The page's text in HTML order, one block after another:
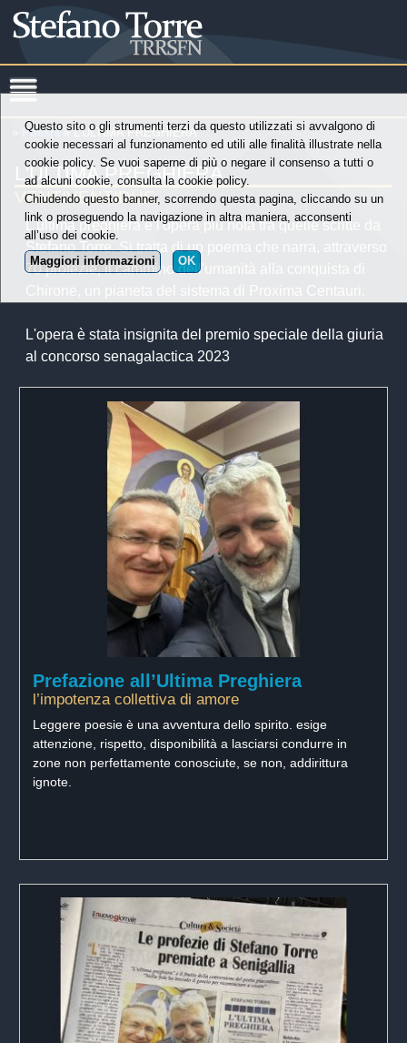
Poesie » L'ULTIMA PREGHIERA
L'ULTIMA PREGHIERA
VENTIVENTIDUE
L'ultima preghiera è l'opera più nota tra quelle scritte da
Stefano Torre. Si tratta di un poema che narra, attraverso
70 profezie, il cammino dell'umanità alla conquista di
L'opera è stata insignita del premio speciale della giuria
al concorso senagalactica 2023
Prefazione all’Ultima Preghiera
l’impotenza collettiva di amore
Leggere poesie è una avventura dello spirito. esige
attenzione, rispetto, disponibilità a lasciarsi condurre in
zone non perfettamente conosciute, se non, addirittura
ignote.
Questo sito o gli strumenti terzi da questo utilizzati si avvalgono di
cookie necessari al funzionamento ed utili alle finalità illustrate nella
cookie policy. Se vuoi saperne di più o negare il consenso a tutti o
ad alcuni cookie, consulta la cookie policy.
Chiudendo questo banner, scorrendo questa pagina, cliccando su un
link o proseguendo la navigazione in altra maniera, acconsenti
all’uso dei cookie.
Maggiori informazioni
OK